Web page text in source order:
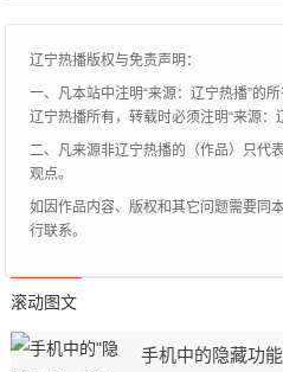
辽宁热播版权与免责声明：
一、凡本站中注明“来源：辽宁热播”的
辽宁热播所有，转载时必须注明“来源：
二、凡来源非辽宁热播的（作品）只代
观点。
如因作品内容、版权和其它问题需要同
行联系。
滚动图文
手机中的隐藏功